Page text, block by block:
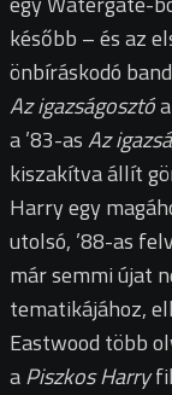
később – és az
önbíráskodó
Az igazságosztó
a ’83-asAz
kiszakítva állít
Harry egy
utolsó, ’88-as
már semmi újat
tematikájához,
Eastwood több
aPiszkos Harry